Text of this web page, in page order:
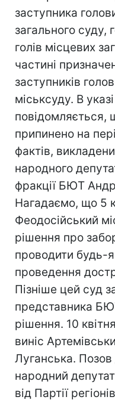
заступника
загального суду,
голів місцевих
частині
заступників
міськсуду. В
повідомляється,
припинено на
фактів,
народного
фракції БЮТ
Нагадаємо, що 5
Феодосійський
рішення про
проводити будь-
проведення
Пізніше цей суд
представника
рішення. 10
виніс
Луганська.
народний
від Партії